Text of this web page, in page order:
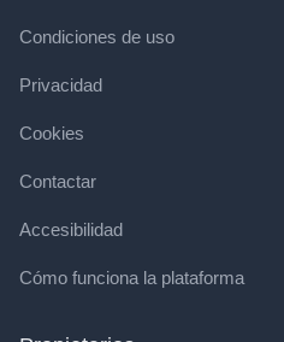
Condiciones de uso
Privacidad
Cookies
Contactar
Accesibilidad
Cómo funciona la plataforma